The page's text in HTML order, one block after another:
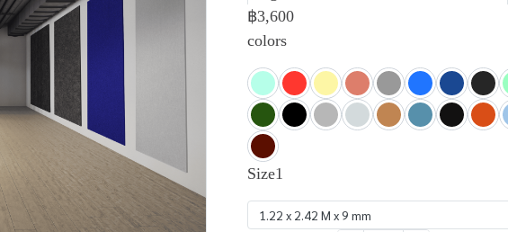
฿3,600
colors
Size1
1.22 x 2.42 M x 9 mm